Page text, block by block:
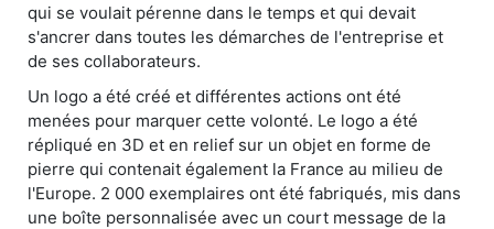
qui se voulait pérenne dans le temps et qui devait
s'ancrer dans toutes les démarches de l'entreprise et
de ses collaborateurs.
Un logo a été créé et différentes actions ont été
menées pour marquer cette volonté. Le logo a été
répliqué en 3D et en relief sur un objet en forme de
pierre qui contenait également la France au milieu de
l'Europe. 2 000 exemplaires ont été fabriqués, mis dans
une boîte personnalisée avec un court message de la